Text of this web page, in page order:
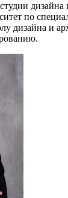
дизайна
по
дизайна и